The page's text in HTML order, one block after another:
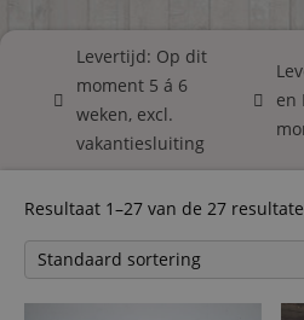
Levertijd: Op dit
moment 5 á 6
weken, excl.
vakantiesluiting
en
Resultaat 1–27 van de 27